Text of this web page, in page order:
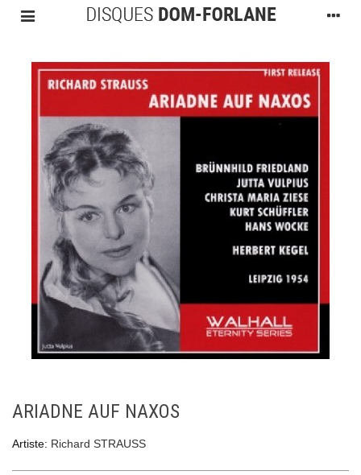
ARIADNE AUF NAXOS
Artiste: Richard STRAUSS